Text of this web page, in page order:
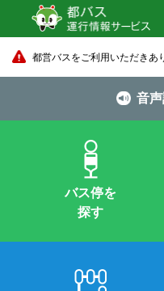
都営バスをご利用いただきあ
音
バス停を
探す